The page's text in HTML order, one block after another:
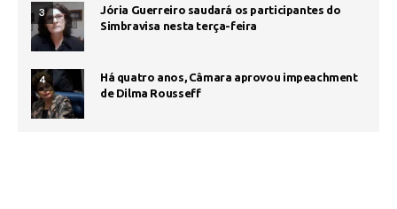
3
Jória Guerreiro saudará os participantes do
Simbravisa nesta terça-feira
4
Há quatro anos, Câmara aprovou impeachment
de Dilma Rousseff